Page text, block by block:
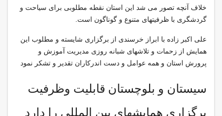
خلاف آنچه تصور می شد این استان نقطه مطلوبی برای سیاحت و
گردشگری با ظرفیتهای متنوع و گوناگون است.
علی اکبر زاده با ابراز خرسندی از برگزاری شایسته و مطلوب این
همایش از زحمات و تلاشهای شبانه روزی مدیریت آموزش و
پرورش استان و همه عوامل و دست اندرکاران تقدیر و تشکر نمود
سیستان و بلوچستان قابلیت وظرفیت
برگزاری همایشهای بین المللی را دارد